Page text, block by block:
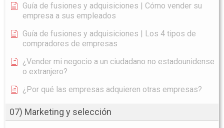
Guía de fusiones y adquisiciones | Cómo vender su
empresa a sus empleados
Guía de fusiones y adquisiciones | Los 4 tipos de
compradores de empresas
¿Vender mi negocio a un ciudadano no estadounidense
o extranjero?
¿Por qué las empresas adquieren otras empresas?
07) Marketing y selección